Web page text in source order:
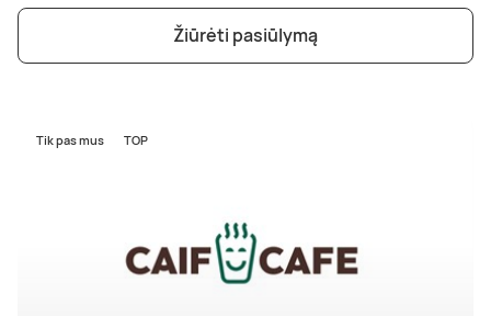
Žiūrėti pasiūlymą
Tik pas mus TOP